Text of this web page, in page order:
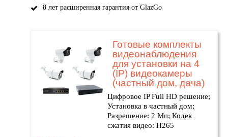
8 лет расширенная гарантия от GlazGo
Готовые комплекты
видеонаблюдения
для установки на 4
(IP) видеокамеры
(частный дом, дача)
Цифровое IP Full HD решение;
Установка в частный дом;
Разрешение: 2 Мп; Кодек
сжатия видео: H265